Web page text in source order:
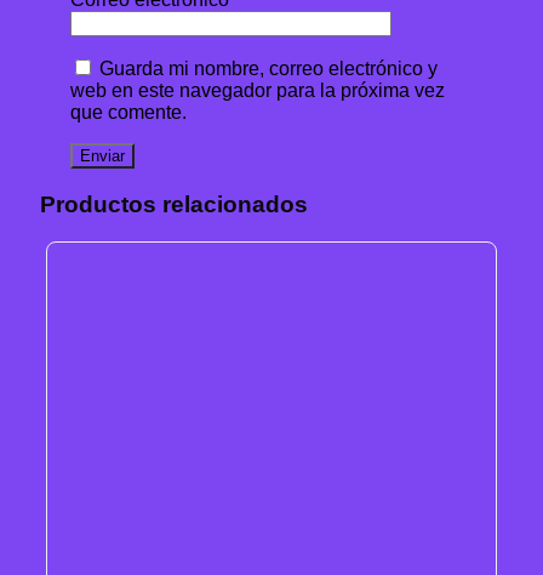
Guarda mi nombre, correo electrónico y
web en este navegador para la próxima vez
que comente.
Productos relacionados